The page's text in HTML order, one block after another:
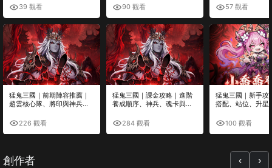
薦 39 觀看
猛鬼三國｜前期陣容推薦｜
趙雲核心隊、將印與神兵搭
226 觀看
90 觀看
猛鬼三國｜課金攻略｜進階
養成順序、神兵、魂卡與高
284 觀看
57 觀看
猛鬼三國｜新手攻
搭配、站位、升星
100 觀看
創作者 ‹ ›